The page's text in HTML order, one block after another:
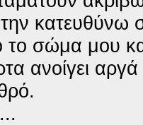
την κατευθύνω
σώμα μου
ανοίγει